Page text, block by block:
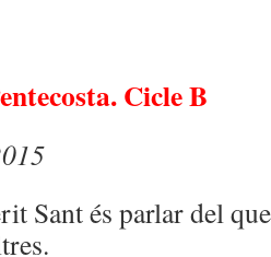
Cicle B
Sant és parlar del